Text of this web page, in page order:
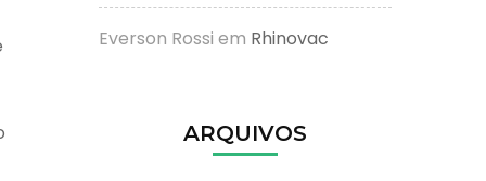
Everson Rossi em Rhinovac
ARQUIVOS